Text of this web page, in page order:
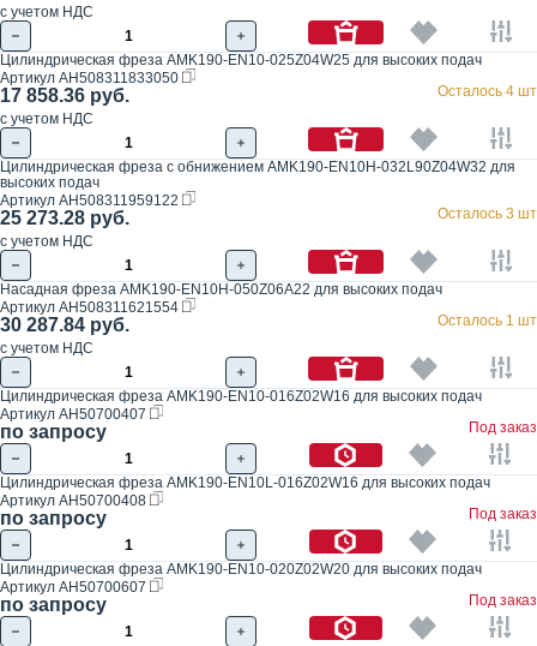
с учетом НДС
Цилиндрическая фреза AMK190-EN10-025Z04W25 для высоких подач
Артикул AH508311833050
17 858.36 руб.
с учетом НДС
Осталось 4 шт
Цилиндрическая фреза с обнижением AMK190-EN10H-032L90Z04W32 для
высоких подач
Артикул AH508311959122
25 273.28 руб.
с учетом НДС
Осталось 3 шт
Насадная фреза AMK190-EN10H-050Z06A22 для высоких подач
Артикул AH508311621554
30 287.84 руб.
с учетом НДС
Осталось 1 шт
Цилиндрическая фреза AMK190-EN10-016Z02W16 для высоких подач
Артикул AH50700407
по запросу Под заказ
Цилиндрическая фреза AMK190-EN10L-016Z02W16 для высоких подач
Артикул AH50700408
по запросу Под заказ
Цилиндрическая фреза AMK190-EN10-020Z02W20 для высоких подач
Артикул AH50700607
по запросу Под заказ